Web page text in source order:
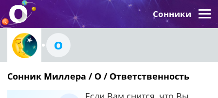
Сонники
О
Сонник Миллера / О / Ответственность